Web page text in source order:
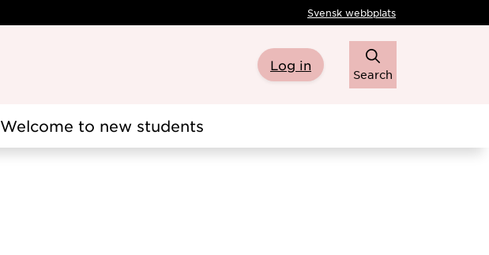
Svensk webbplats
Log in
Search
Welcome to new students